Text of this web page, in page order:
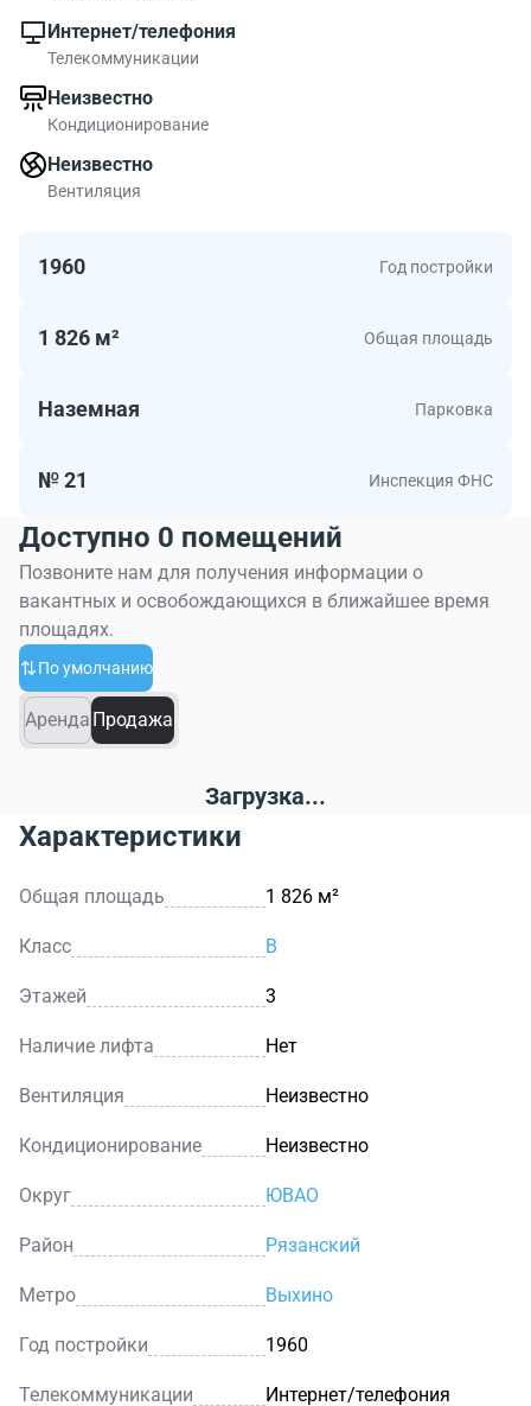
Интернет/телефония
Телекоммуникации
Неизвестно
Кондиционирование
Неизвестно
Вентиляция
1960 Год постройки
1 826 м² Общая площадь
Наземная Парковка
№ 21 Инспекция ФНС
Доступно 0 помещений
Позвоните нам для получения информации о
вакантных и освобождающихся в ближайшее время
площадях.
По умолчанию
Аренда Продажа
Загрузка...
Характеристики
Общая площадь 1 826 м²
Класс B
Этажей 3
Наличие лифта Нет
Вентиляция Неизвестно
Кондиционирование Неизвестно
Округ ЮВАО
Район Рязанский
Метро Выхино
Год постройки 1960
Телекоммуникации Интернет/телефония